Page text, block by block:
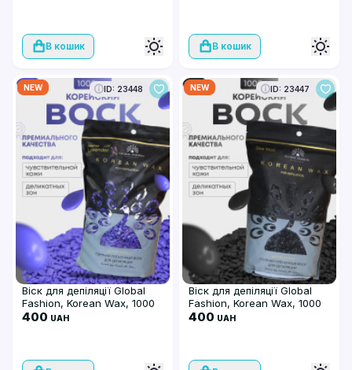
В кошик В кошик
NEW ID: 23448
Віск для депіляції Global
Fashion, Korean Wax, 1000
гр, Lavander, плівковий
400 UAH
NEW ID: 23447
Віск для депіляції Global
Fashion, Korean Wax, 1000
гр, Sea Mud, плівковий
400 UAH